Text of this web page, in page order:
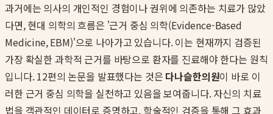
과거에는 의사의 개인적인 경험이나 권위에 의존하는 치료가 많았
다면, 현대 의학의 흐름은 '근거 중심 의학(Evidence-Based
Medicine, EBM)'으로 나아가고 있습니다. 이는 현재까지 검증된
가장 확실한 과학적 근거를 바탕으로 환자를 진료해야 한다는 원칙
입니다. 12편의 논문을 발표했다는 것은 다나슬한의원이 바로 이
러한 근거 중심 의학을 실천하고 있음을 보여줍니다. 자신의 치료
법을 객관적인 데이터로 증명하고, 학술적인 검증을 통해 그 효과